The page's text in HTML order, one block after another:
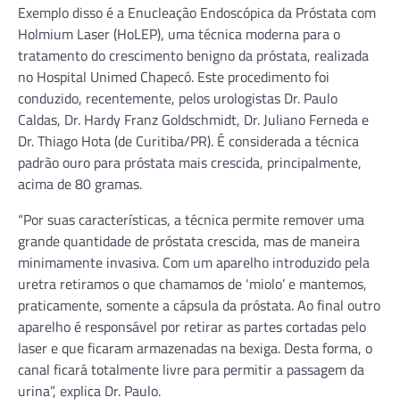
Exemplo disso é a Enucleação Endoscópica da Próstata com
Holmium Laser (HoLEP), uma técnica moderna para o
tratamento do crescimento benigno da próstata, realizada
no Hospital Unimed Chapecó. Este procedimento foi
conduzido, recentemente, pelos urologistas Dr. Paulo
Caldas, Dr. Hardy Franz Goldschmidt, Dr. Juliano Ferneda e
Dr. Thiago Hota (de Curitiba/PR). É considerada a técnica
padrão ouro para próstata mais crescida, principalmente,
acima de 80 gramas.
“Por suas características, a técnica permite remover uma
grande quantidade de próstata crescida, mas de maneira
minimamente invasiva. Com um aparelho introduzido pela
uretra retiramos o que chamamos de ‘miolo’ e mantemos,
praticamente, somente a cápsula da próstata. Ao final outro
aparelho é responsável por retirar as partes cortadas pelo
laser e que ficaram armazenadas na bexiga. Desta forma, o
canal ficará totalmente livre para permitir a passagem da
urina”, explica Dr. Paulo.